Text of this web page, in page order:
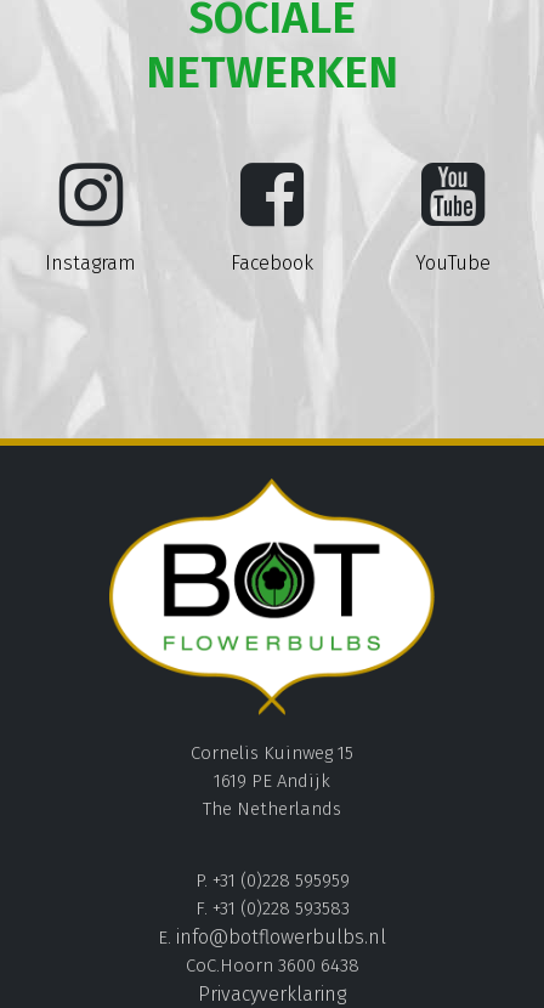
SOCIALE
NETWERKEN
Instagram Facebook YouTube
Cornelis Kuinweg 15
1619 PE Andijk
The Netherlands
P. +31 (0)228 595959
F. +31 (0)228 593583
E. info@botflowerbulbs.nl
CoC.Hoorn 3600 6438
Privacyverklaring